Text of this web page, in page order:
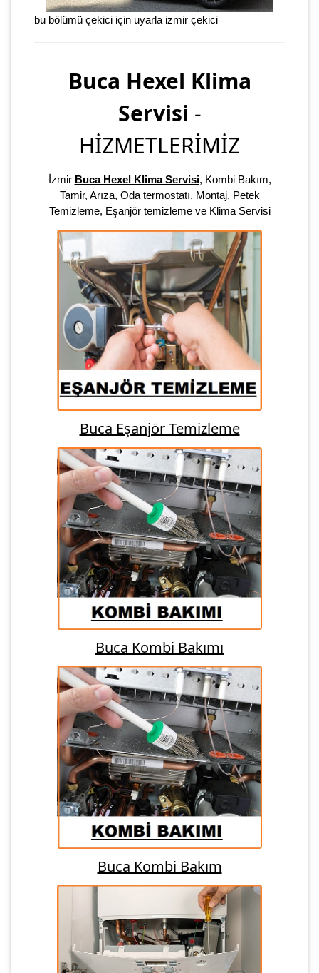
bu bölümü çekici için uyarla izmir çekici
Buca Hexel Klima
Servisi -
HİZMETLERİMİZ
İzmir Buca Hexel Klima Servisi, Kombi Bakım,
Tamir, Arıza, Oda termostatı, Montaj, Petek
Temizleme, Eşanjör temizleme ve Klima Servisi
Buca Eşanjör Temizleme
Buca Kombi Bakımı
Buca Kombi Bakım